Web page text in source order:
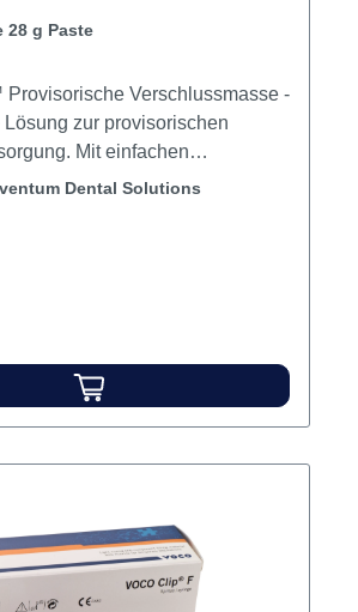
28 g Paste
Verschlussmasse -
zur provisorischen
einfachen
zu verarbeiten Schnelle
endodontischer Behandlung
G (rückstandslose
rotierende Instrumente
Dental Solutions